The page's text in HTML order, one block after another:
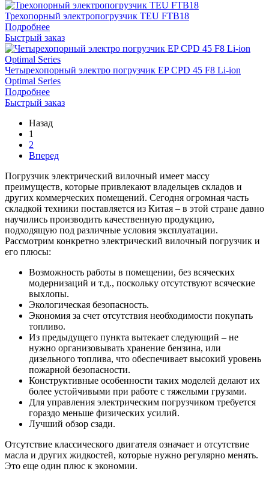
Трехопорный электропогрузчик TEU FTB18
Подробнее
Быстрый заказ
Четырехопорный электро погрузчик EP CPD 45 F8 Li-ion
Optimal Series
Подробнее
Быстрый заказ
Назад
1
2
Вперед
Погрузчик электрический вилочный имеет массу
преимуществ, которые привлекают владельцев складов и
других коммерческих помещений. Сегодня огромная часть
складкой техники поставляется из Китая – в этой стране давно
научились производить качественную продукцию,
подходящую под различные условия эксплуатации.
Рассмотрим конкретно электрический вилочный погрузчик и
его плюсы:
Возможность работы в помещении, без всяческих
модернизаций и т.д., поскольку отсутствуют всяческие
выхлопы.
Экологическая безопасность.
Экономия за счет отсутствия необходимости покупать
топливо.
Из предыдущего пункта вытекает следующий – не
нужно организовывать хранение бензина, или
дизельного топлива, что обеспечивает высокий уровень
пожарной безопасности.
Конструктивные особенности таких моделей делают их
более устойчивыми при работе с тяжелыми грузами.
Для управления электрическим погрузчиком требуется
гораздо меньше физических усилий.
Лучший обзор сзади.
Отсутствие классического двигателя означает и отсутствие
масла и других жидкостей, которые нужно регулярно менять.
Это еще один плюс к экономии.